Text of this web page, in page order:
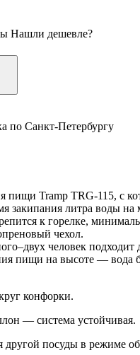
Нашли дешевле?
по Санкт-Петербургу
пищи Tramp TRG-115, с
закипания литра воды
к горелке,
чехол.
человек
пищи на высоте — вода
конфорки.
— система устойчивая.
другой посуды в режиме